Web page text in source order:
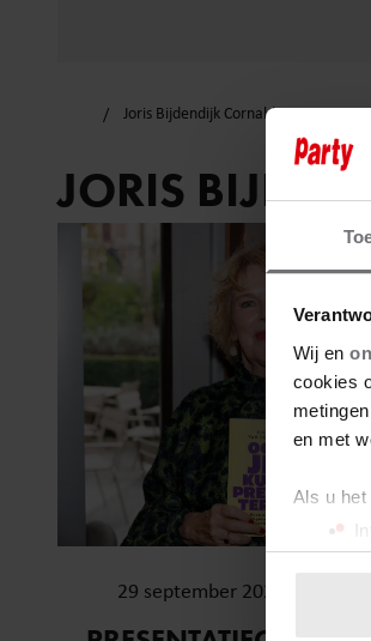
Wij en
cookies
en met
Als u het
Joris Bijdendijk Cornald Maas
JORIS
29 september 2025